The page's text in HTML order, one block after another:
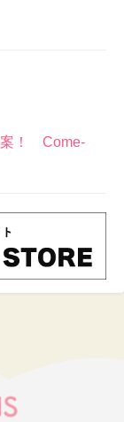
案！ Come-